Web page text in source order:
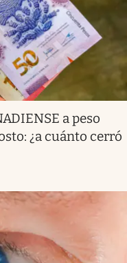
a peso
¿a cuánto cerró